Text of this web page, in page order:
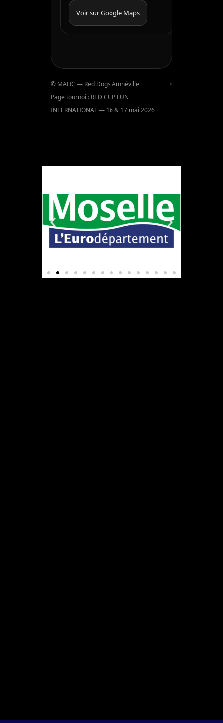
Voir sur Google Maps
© MAHC — Red Dogs Amnéville
•
Page tournoi : RED CUP FUN
INTERNATIONAL — 16 & 17 mai 2026